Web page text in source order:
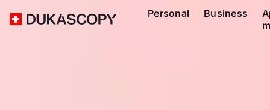
Personal Business